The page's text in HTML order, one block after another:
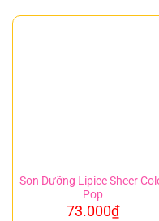
Son Dưỡng Lipice Sheer
Pop
73.000₫